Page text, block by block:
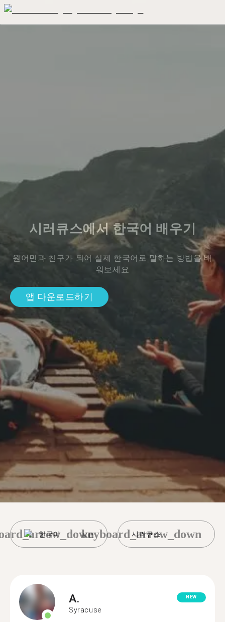
시러큐스에서 한국어 배우기
원어민과 친구가 되어 실제 한국어로 말하는 방법을 배
워보세요
앱 다운로드하기
한국어 시러큐스
keyboard_arrow_down
A.
Syracuse
NEW